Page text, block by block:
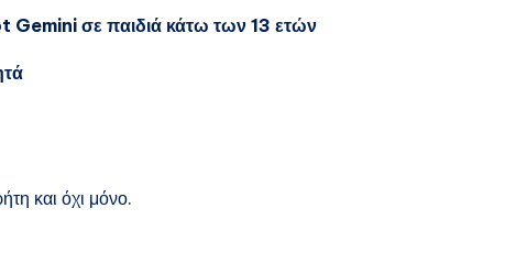
σε παιδιά κάτω των 13 ετών
και όχι μόνο.